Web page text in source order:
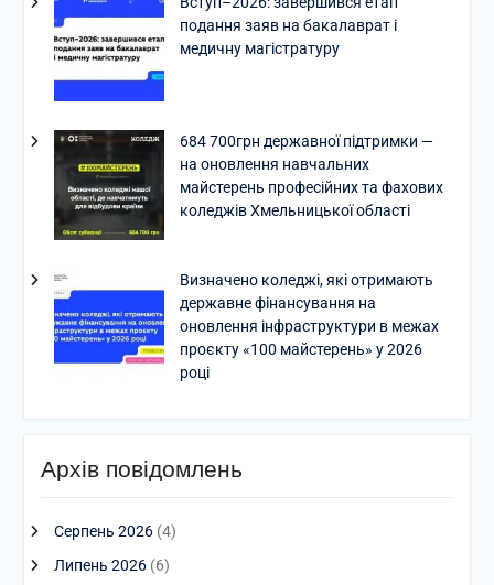
подання заяв на бакалаврат і
медичну магістратуру
684 700грн державної підтримки —
на оновлення навчальних
майстерень професійних та фахових
коледжів Хмельницької області
Визначено коледжі, які отримають
державне фінансування на
оновлення інфраструктури в межах
проєкту «100 майстерень» у 2026
році
Архів повідомлень
Серпень 2026(4)
Липень 2026(6)